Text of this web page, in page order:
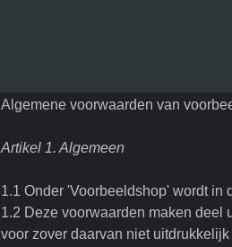
Algemene voorwaarden van
Artikel 1. Algemeen
1.1 Onder 'Voorbeeldshop' wordt
1.2 Deze voorwaarden maken deel
voor zover daarvan niet